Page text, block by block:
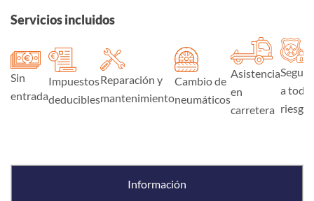
Servicios incluidos
Sin
entrada
Impuestos
deducibles
Reparación y
mantenimiento
Cambio de
neumáticos
Asistencia
en
carretera
Seguro
a todo
riesgo
Información